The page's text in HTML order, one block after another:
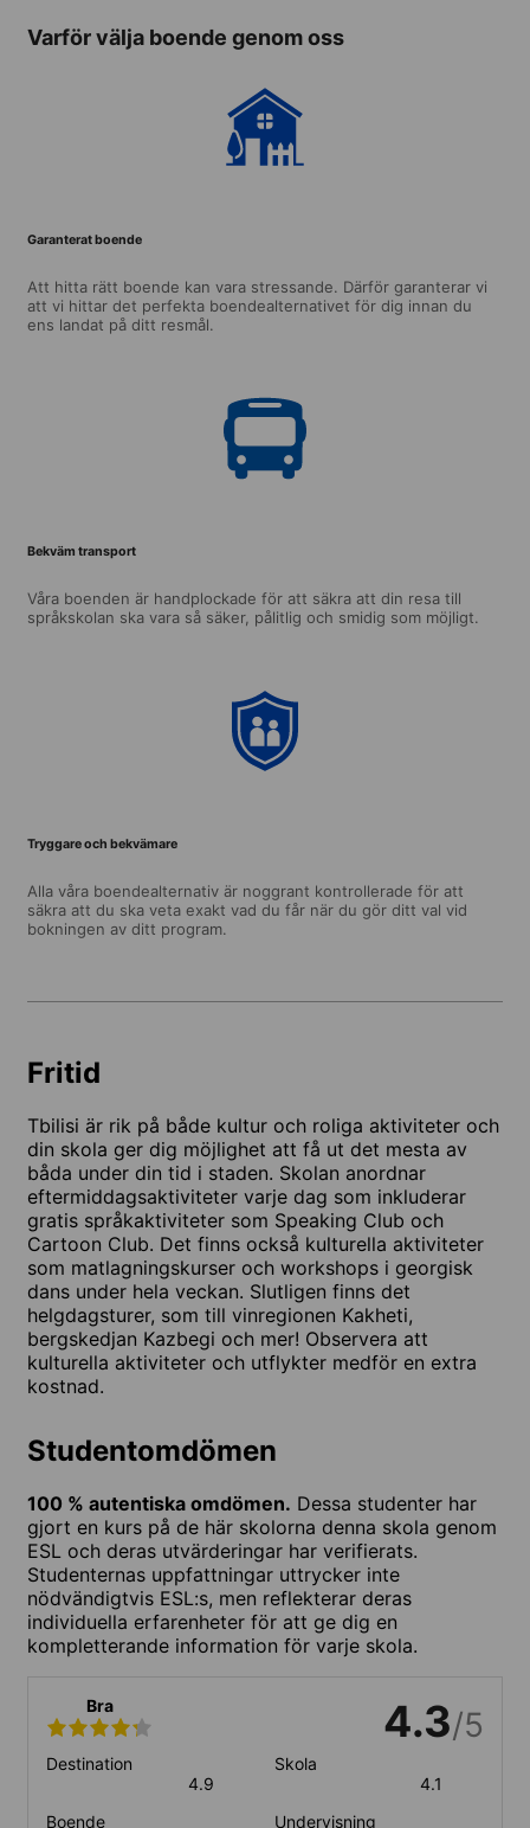
Varför välja boende genom oss
Garanterat boende
Att hitta rätt boende kan vara stressande. Därför garanterar vi
att vi hittar det perfekta boendealternativet för dig innan du
ens landat på ditt resmål.
Bekväm transport
Våra boenden är handplockade för att säkra att din resa till
språkskolan ska vara så säker, pålitlig och smidig som möjligt.
Tryggare och bekvämare
Alla våra boendealternativ är noggrant kontrollerade för att
säkra att du ska veta exakt vad du får när du gör ditt val vid
bokningen av ditt program.
Fritid
Tbilisi är rik på både kultur och roliga aktiviteter och
din skola ger dig möjlighet att få ut det mesta av
båda under din tid i staden. Skolan anordnar
eftermiddagsaktiviteter varje dag som inkluderar
gratis språkaktiviteter som Speaking Club och
Cartoon Club. Det finns också kulturella aktiviteter
som matlagningskurser och workshops i georgisk
dans under hela veckan. Slutligen finns det
helgdagsturer, som till vinregionen Kakheti,
bergskedjan Kazbegi och mer! Observera att
kulturella aktiviteter och utflykter medför en extra
kostnad.
Studentomdömen
100 % autentiska omdömen. Dessa studenter har
gjort en kurs på de här skolorna denna skola genom
ESL och deras utvärderingar har verifierats.
Studenternas uppfattningar uttrycker inte
nödvändigtvis ESL:s, men reflekterar deras
individuella erfarenheter för att ge dig en
kompletterande information för varje skola.
Bra 4.3/5
Destination
4.9
Skola
4.1
Boende
Undervisning